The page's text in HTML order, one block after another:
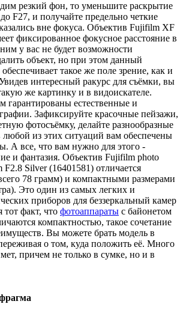
резкий фон, то уменьшите раскрытие
F27, и получайте предельно четкие
вне фокуса. Объектив Fujifilm XF
фиксированное фокусное расстояние в
у вас не будет возможности
объект, но при этом данный
такое же поле зрение, как и
интересный ракурс для съёмки, вы
же картинку и в видоискателе.
гарантированы естественные и
Зафиксируйте красочные пейзажи,
фотосъёмку, делайте разнообразные
из этих ситуаций вам обеспечены
А все, что вам нужно для этого -
и фантазия. Объектив Fujifilm photo
F2.8 Silver (16401581) отличается
78 грамм) и компактными размерами
Это один из самых легких и
приборов для беззеркальный камер
факт, что фотоаппараты с байонетом
компактностью, такое сочетание
Вы можете брать модель в
о том, куда положить её. Много
причем не только в сумке, но и в